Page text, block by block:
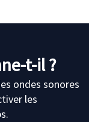
t-il ?
ondes sonores
les